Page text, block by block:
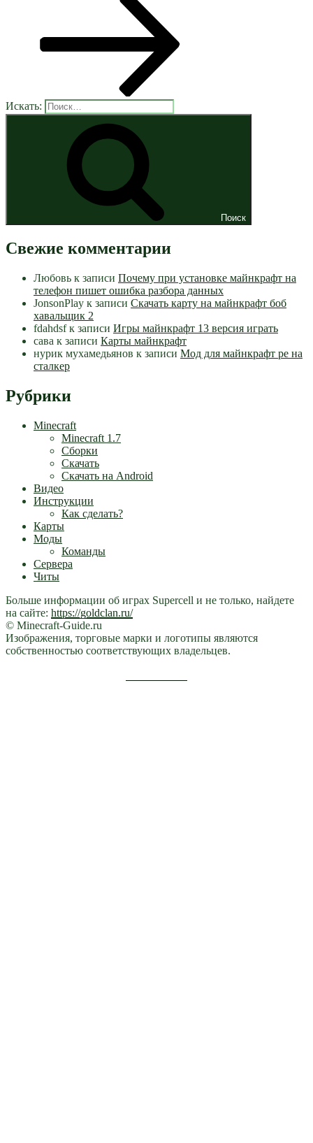
Искать:
Поиск
Свежие комментарии
Любовь к записи Почему при установке майнкрафт на
телефон пишет ошибка разбора данных
JonsonPlay к записи Скачать карту на майнкрафт боб
хавальщик 2
fdahdsfк записи Игры майнкрафт 13 версия играть
сава к записи Карты майнкрафт
нурик мухамедьянов к записи Мод для майнкрафт pe на
сталкер
Рубрики
Minecraft
Minecraft 1.7
Сборки
Скачать
Скачать на Android
Видео
Инструкции
Как сделать?
Карты
Моды
Команды
Сервера
Читы
Больше информации об играх Supercell и не только, найдете
на сайте: https://goldclan.ru/
© Minecraft-Guide.ru
Изображения, торговые марки и логотипы являются
собственностью соответствующих владельцев.